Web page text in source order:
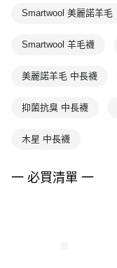
Smartwool 美麗諾羊毛
Smartwool 羊毛襪
美麗諾羊毛 中長襪
抑菌抗臭 中長襪
木星 中長襪
一 必買清單 一